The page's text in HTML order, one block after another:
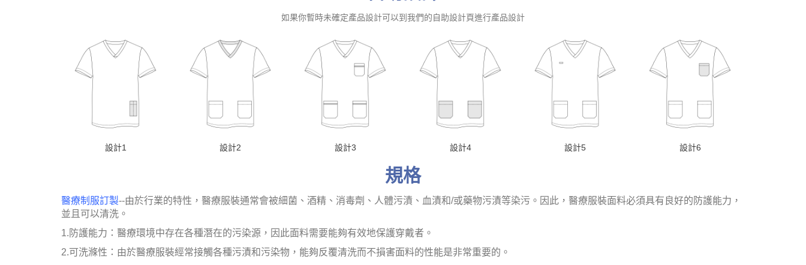
如果你暫時未確定產品設計可以到我們的自助設計頁進行產品設計
設計1 設計2 設計3 設計4 設計5 設計6
規格
醫療制服訂製--由於行業的特性，醫療服裝通常會被細菌、酒精、消毒劑、人體污漬、血漬和/或藥物污漬等染污。因此，醫療服裝面料必須具有良好的防護能力，
並且可以清洗。
1.防護能力：醫療環境中存在各種潛在的污染源，因此面料需要能夠有效地保護穿戴者。
2.可洗滌性：由於醫療服裝經常接觸各種污漬和污染物，能夠反覆清洗而不損害面料的性能是非常重要的。